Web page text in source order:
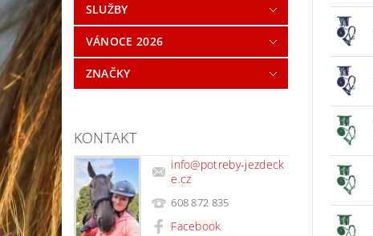
SLUŽBY
VÁNOCE 2026
ZNAČKY
KONTAKT
info@potreby-jezdeck
e.cz
608 872 835
Facebook